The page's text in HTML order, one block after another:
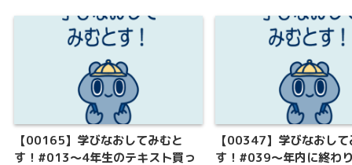
【00165】学びなおしてみむと
す！#013〜4年生のテキスト買っ
【00347】学びなおし
す！#039～年内に終わ